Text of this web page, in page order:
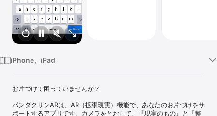
iPhone、iPad
お片づけで困っていませんか？
パンダクリンARは、AR（拡張現実）機能で、あなたのお片づけをサ
ポートするアプリです。カメラをとおして、『現実のもの』と『整